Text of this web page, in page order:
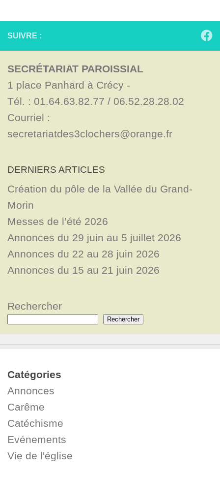
SUIVRE :
SECRÉTARIAT PAROISSIAL
1 place Panhard à Crécy -
Tél. : 01.64.63.82.77 / 06.52.28.28.02
Courriel :
secretariatdes3clochers@orange.fr
DERNIERS ARTICLES
Création du pôle de la Vallée du Grand-
Morin
Messes de l’été 2026
Annonces du 29 juin au 5 juillet 2026
Annonces du 22 au 28 juin 2026
Annonces du 15 au 21 juin 2026
Rechercher
Rechercher
Catégories
Annonces
Carême
Catéchisme
Evénements
Vie de l'église